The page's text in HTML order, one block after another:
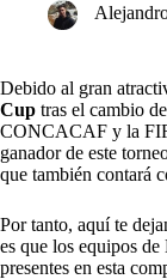
Debido al gran
Cup tras el cambio
CONCACAF y la
ganador de este
que también contará
Por tanto, aquí te
es que los equipos
presentes en esta